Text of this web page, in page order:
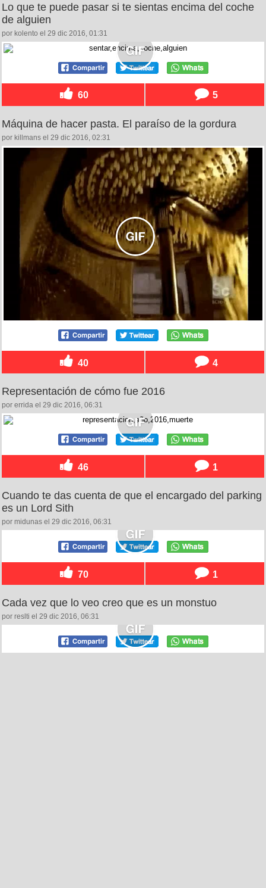
Lo que te puede pasar si te sientas encima del coche
de alguien
por kolento el 29 dic 2016, 01:31
60 5
Máquina de hacer pasta. El paraíso de la gordura
por killmans el 29 dic 2016, 02:31
40 4
Representación de cómo fue 2016
por errida el 29 dic 2016, 06:31
46 1
Cuando te das cuenta de que el encargado del parking
es un Lord Sith
por midunas el 29 dic 2016, 06:31
70 1
Cada vez que lo veo creo que es un monstuo
por reslti el 29 dic 2016, 06:31